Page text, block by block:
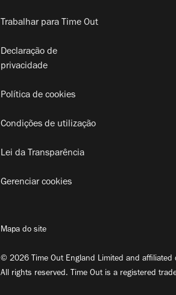
Trabalhar para Time Out
Declaração de
privacidade
Política de cookies
Condições de utilização
Lei da Transparência
Gerenciar cookies
Mapa do site
© 2026 Time Out England Limited and affiliated
All rights reserved. Time Out is a registered